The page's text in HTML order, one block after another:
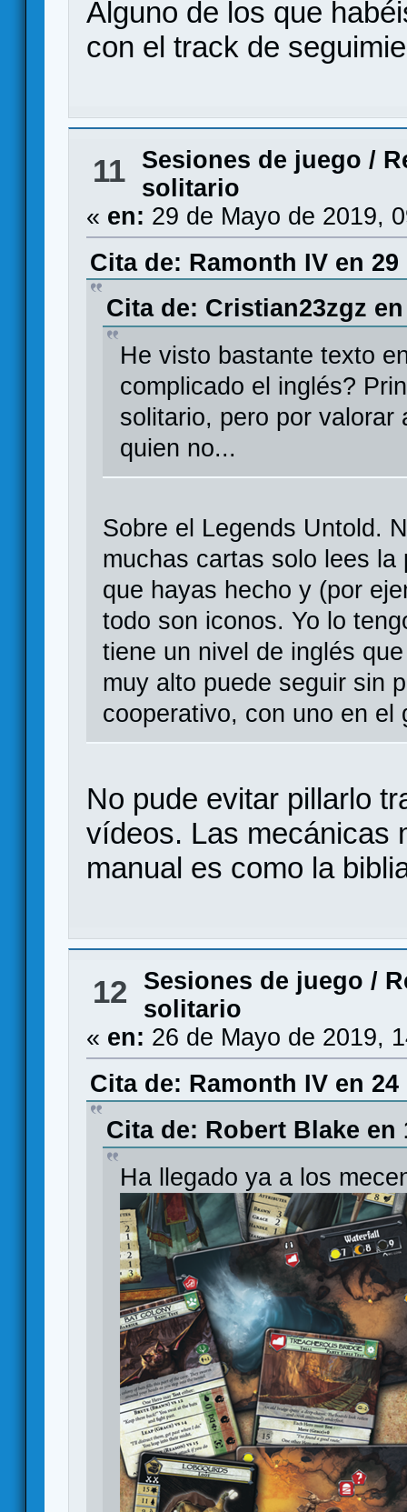
Alguno de los que
con el track de
11 Sesiones de juego /
solitario
« en: 29 de Mayo de 2019,
Cita de: Ramonth IV en 29
Cita de: Cristian23zgz
He visto bastante texto
complicado el inglés?
solitario, pero por valorar
quien no...
Sobre el Legends Untold.
muchas cartas solo lees
que hayas hecho y (por
todo son iconos. Yo lo
tiene un nivel de inglés
muy alto puede seguir sin
cooperativo, con uno en el
No pude evitar pillarlo
vídeos. Las mecánicas
manual es como la
12 Sesiones de juego /
solitario
« en: 26 de Mayo de 2019,
Cita de: Ramonth IV en 24
Cita de: Robert Blake en
Ha llegado ya a los